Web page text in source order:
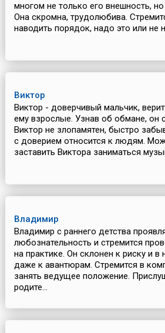
многом не только его внешность, но
Она скромна, трудолюбива.
наводить порядок, надо это или не
Виктор
Виктор - доверчивый мальчик,
ему взрослые. Узнав об обмане, он
Виктор не злопамятен, быстро
с доверием относится к людям.
заставить Виктора заниматься
Владимир
Владимир с раннего детства
любознательность и стремится
на практике. Он склонен к риску и в
даже к авантюрам. Стремится в
занять ведущее положение.
родите...